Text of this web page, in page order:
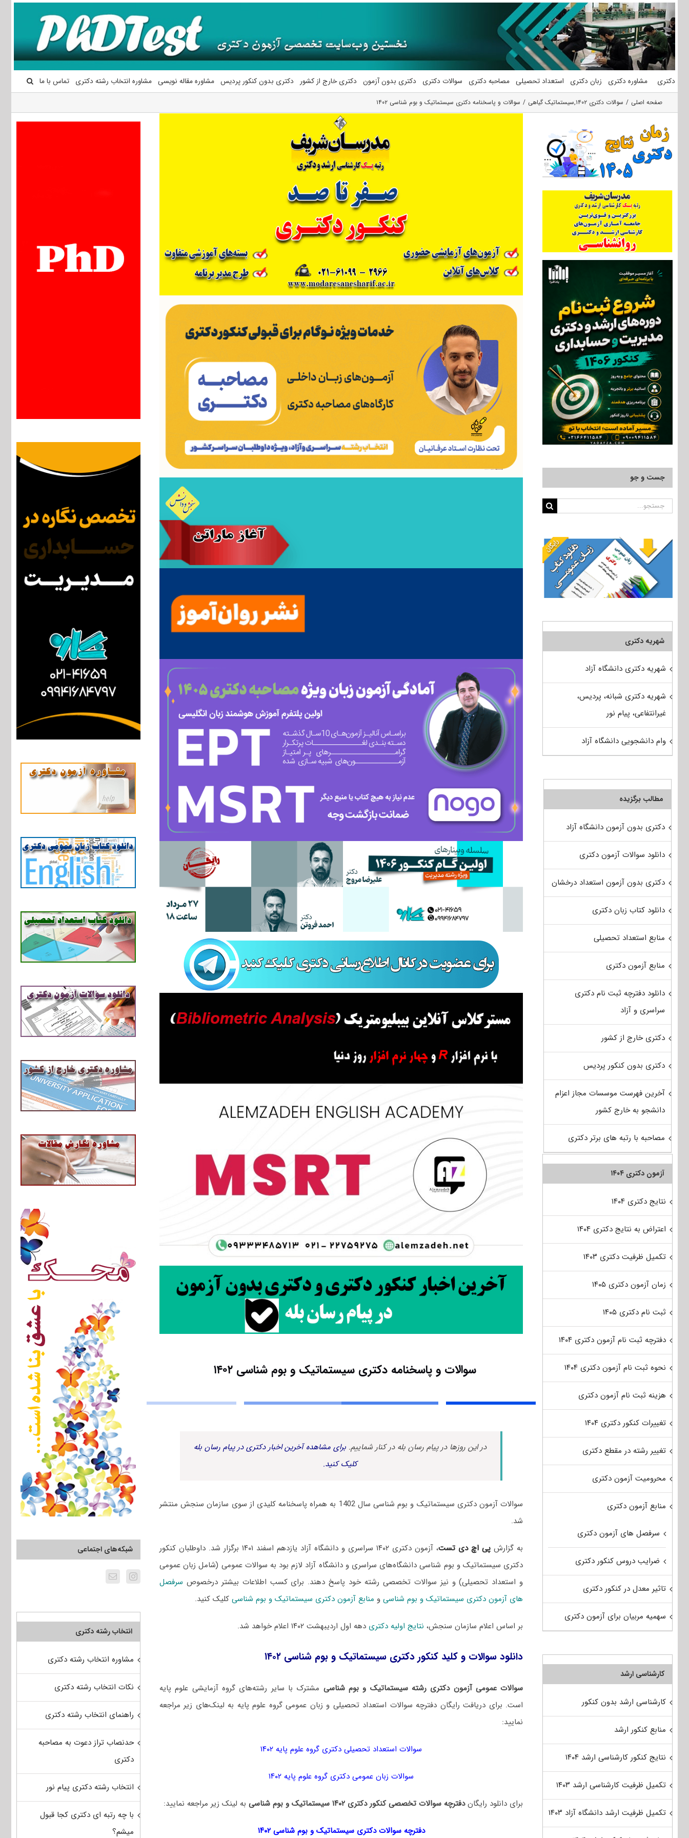
محتوا
دکتری مشاوره دکتری زبان دکتری استعداد تحصیلی مصاحبه دکتری سوالات دکتری دکتری بدون آزمون دکتری خارج از کشور دکتری بدون کنکور پردیس مشاوره مقاله نویسی مشاوره انتخاب رشته دکتری تماس با ما
صفحه اصلی سوالات دکتری ۱۴۰۲ ,سیستماتیک گیاهی سوالات و پاسخنامه دکتری سیستماتیک و بوم شناسی ۱۴۰۲
سوالات و پاسخنامه دکتری سیستماتیک و بوم شناسی ۱۴۰۲
در این روزها در پیام رسان بله در کنار شماییم. برای مشاهده آخرین اخبار دکتری در پیام رسان بله
کلیک کنید.
سوالات آزمون دکتری سیستماتیک و بوم شناسی سال 1402 به همراه پاسخنامه کلیدی از سوی سازمان سنجش منتشر
شد.
به گزارشپی اچ دی تست
، آزمون دکتری ۱۴۰۲ سراسری و دانشگاه آزاد یازدهم اسفند ۱۴۰۱ برگزار شد. داوطلبان کنکور
دکتری سیستماتیک و بوم شناسی دانشگاه‌های سراسری و دانشگاه آزاد لازم بود به سوالات عمومی (شامل زبان عمومی
و استعداد تحصیلی) و نیز سوالات تخصصی رشته خود پاسخ دهند. برای کسب اطلاعات بیشتر درخصوص سرفصل
های آزمون دکتری سیستماتیک و بوم شناسیو منابع آزمون دکتری سیستماتیک و بوم شناسیکلیک کنید.
بر اساس اعلام سازمان سنجش، نتایج اولیه دکتری دهه اول اردیبهشت ۱۴۰۲ اعلام خواهد شد.
دانلود سوالات و کلید کنکور دکتری سیستماتیک و بوم شناسی ۱۴۰۲
سوالات عمومی آزمون دکتری رشته سیستماتیک و بوم شناسی مشترک با سایر رشته‌های گروه آزمایشی علوم پایه
است. برای دریافت رایگان دفترچه سوالات استعداد تحصیلی و زبان عمومی گروه علوم پایه به لینک‌های زیر مراجعه
نمایید:
سوالات استعداد تحصیلی دکتری گروه علوم پایه ۱۴۰۲
سوالات زبان عمومی دکتری گروه علوم پایه ۱۴۰۲
برای دانلود رایگاندفترچه سوالات تخصصی کنکور دکتری ۱۴۰۲ سیستماتیک و بوم شناسی به لینک زیر مراجعه نمایید:
دفترچه سوالات دکتریسیستماتیک و بوم شناسی ۱۴۰۲
شبکه‌های اجتماعی
انتخاب رشته دکتری
مشاوره انتخاب رشته دکتری
نکات انتخاب رشته دکتری
راهنمای انتخاب رشته دکتری
حدنصاب تراز دعوت به مصاحبه
دکتری
انتخاب رشته دکتری پیام نور
با چه رتبه ای دکتری کجا قبول
میشم؟
جست و جو
جستجو
شهریه دکتری
شهریه دکتری دانشگاه آزاد
شهریه دکتری شبانه، پردیس،
غیرانتفاعی، پیام نور
وام دانشجویی دانشگاه آزاد
مطالب برگزیده
دکتری بدون آزمون دانشگاه آزاد
دانلود سوالات آزمون دکتری
دکتری بدون آزمون استعداد درخشان
دانلود کتاب زبان دکتری
منابع استعداد تحصیلی
منابع آزمون دکتری
دانلود دفترچه ثبت نام دکتری
سراسری و آزاد
دکتری خارج از کشور
دکتری بدون کنکور پردیس
آخرین فهرست موسسات مجاز اعزام
دانشجو به خارج کشور
مصاحبه با رتبه های برتر دکتری
آزمون دکتری ۱۴۰۴
نتایج دکتری ۱۴۰۴
اعتراض به نتایج دکتری ۱۴۰۴
تکمیل ظرفیت دکتری ۱۴۰۳
زمان آزمون دکتری ۱۴۰۵
ثبت نام دکتری ۱۴۰۵
دفترچه ثبت نام آزمون دکتری ۱۴۰۴
نحوه ثبت نام آزمون دکتری ۱۴۰۴
هزینه ثبت نام آزمون دکتری
تغییرات کنکور دکتری ۱۴۰۴
تغییر رشته در مقطع دکتری
محرومیت آزمون دکتری
منابع آزمون دکتری
سرفصل های آزمون دکتری
ضرایب دروس کنکور دکتری
تاثیر معدل در کنکور دکتری
سهمیه مربیان برای آزمون دکتری
کارشناسی ارشد
کارشناسی ارشد بدون کنکور
منابع کنکور ارشد
نتایج کنکور کارشناسی ارشد ۱۴۰۴
تکمیل ظرفیت کارشناسی ارشد ۱۴۰۳
تکمیل ظرفیت ارشد دانشگاه آزاد ۱۴۰۳